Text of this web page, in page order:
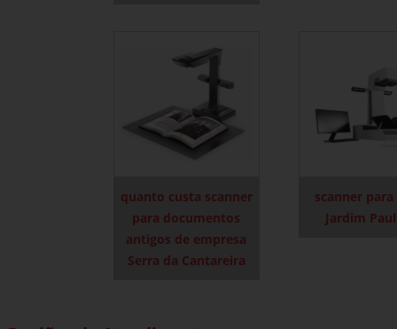
quanto custa scanner
para documentos
antigos de empresa
Serra da Cantareira
scanner para
Jardim